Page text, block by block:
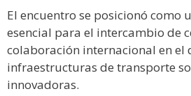
El encuentro se posicionó como
esencial para el intercambio de
colaboración internacional en el
infraestructuras de transporte
innovadoras.